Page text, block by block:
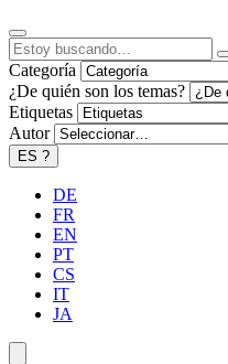
Categoría
¿De quién son los temas?
Etiquetas
Autor
ES ?
DE
FR
EN
PT
CS
IT
JA